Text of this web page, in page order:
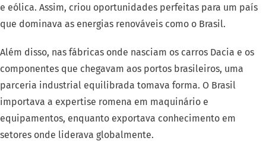
e eólica. Assim, criou oportunidades perfeitas para um país
que dominava as energias renováveis como o Brasil.
Além disso, nas fábricas onde nasciam os carros Dacia e os
componentes que chegavam aos portos brasileiros, uma
parceria industrial equilibrada tomava forma. O Brasil
importava a expertise romena em maquinário e
equipamentos, enquanto exportava conhecimento em
setores onde liderava globalmente.